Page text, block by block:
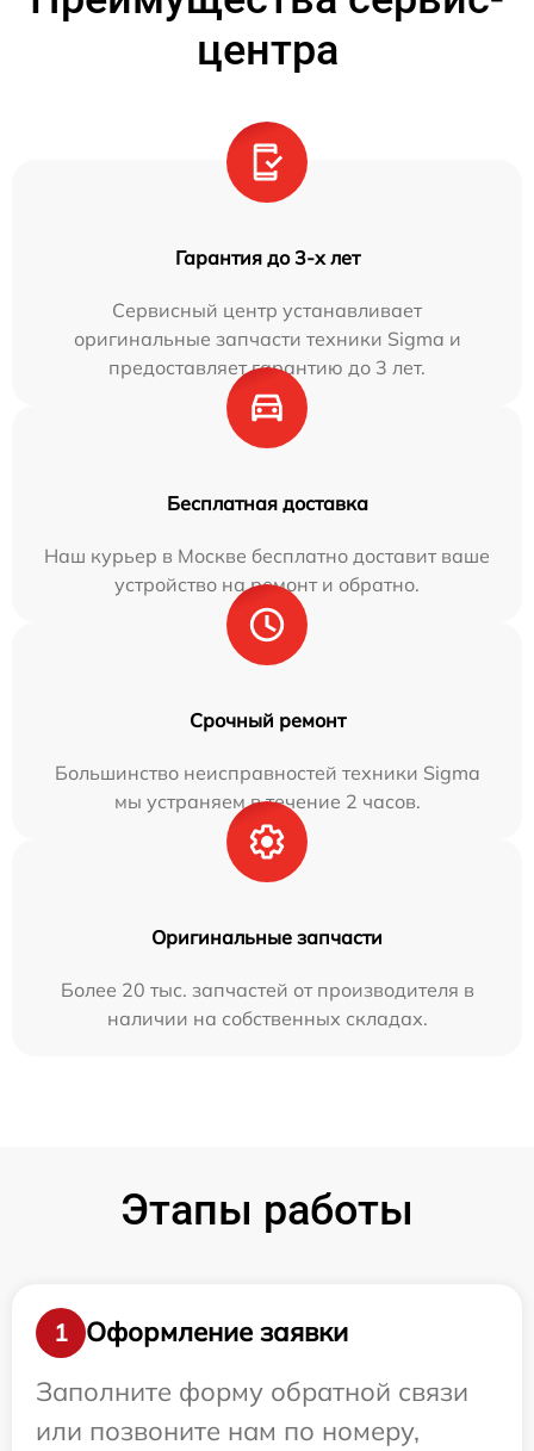
центра
Гарантия до 3-х лет
Сервисный центр устанавливает
оригинальные запчасти техники Sigma и
предоставляет гарантию до 3 лет.
Бесплатная доставка
Наш курьер в Москве бесплатно доставит ваше
устройство на ремонт и обратно.
Срочный ремонт
Большинство неисправностей техники Sigma
мы устраняем в течение 2 часов.
Оригинальные запчасти
Более 20 тыс. запчастей от производителя в
наличии на собственных складах.
Этапы работы
1
Оформление заявки
Заполните форму обратной связи
или позвоните нам по номеру,